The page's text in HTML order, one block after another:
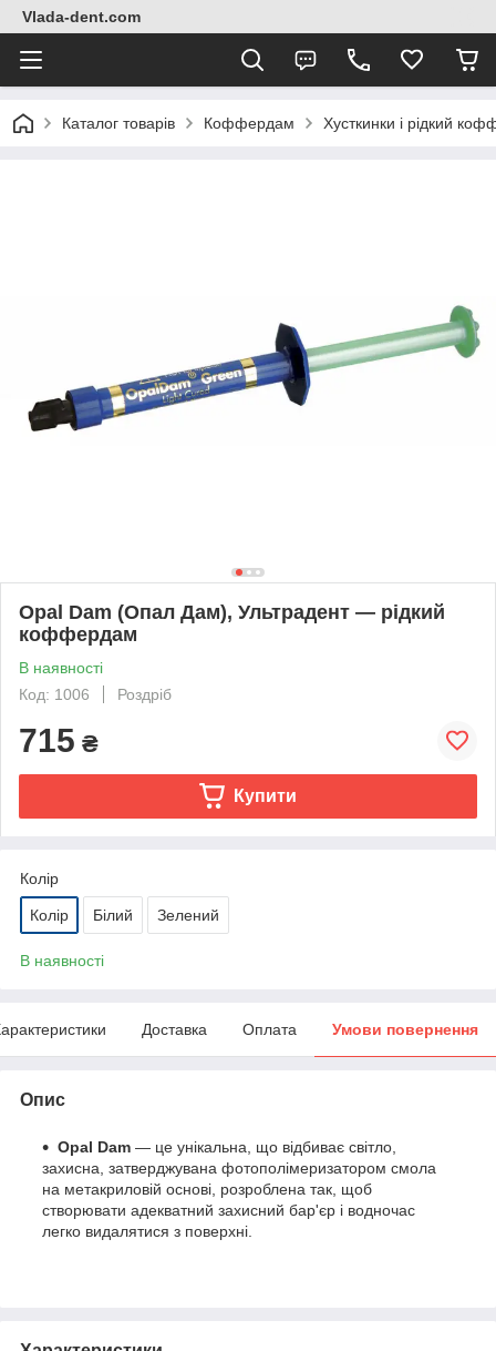
Vlada-dent.com
Каталог товарів Коффердам Хусткинки і рідкий
Opal Dam (Опал Дам), Ультрадент — рідкий
коффердам
В наявності
Код: 1006
Роздріб
715 ₴
Купити
Колір
Колір Білий Зелений
В наявності
Доставка Оплата Умови повернення
Опис
Opal Dam — це унікальна, що відбиває світло,
захисна, затверджувана фотополімеризатором смола
на метакриловій основі, розроблена так, щоб
створювати адекватний захисний бар'єр і водночас
легко видалятися з поверхні.